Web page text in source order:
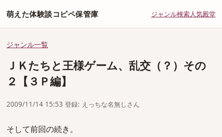
萌えた体験談コピペ保管庫 ジャンル検索人気殿堂
ジャンル一覧
ＪＫたちと王様ゲーム、乱交（？）その
２【３Ｐ編】
2009/11/14 15:53 登録: えっちな名無しさん
そして前回の続き。